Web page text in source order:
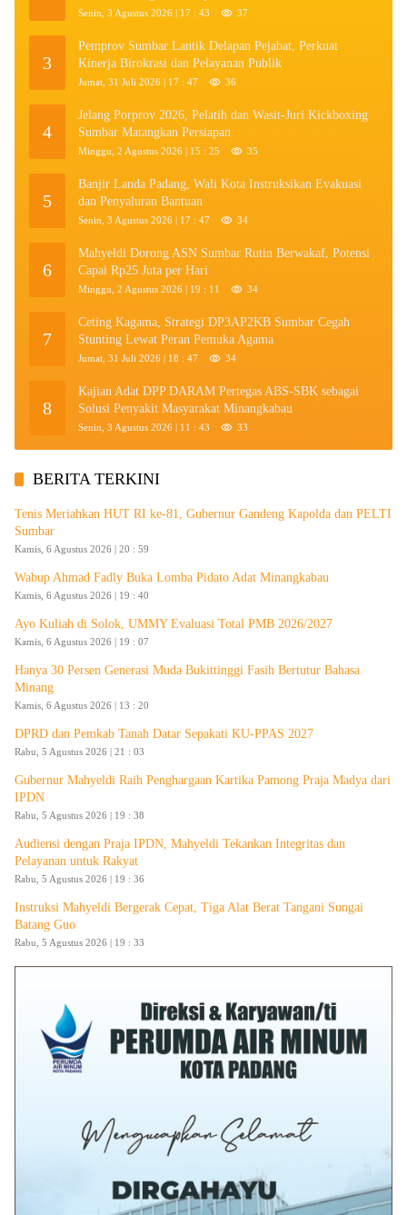
Senin, 3 Agustus 2026 | 17 : 43 37
3
Pemprov Sumbar Lantik Delapan Pejabat, Perkuat
Kinerja Birokrasi dan Pelayanan Publik
Jumat, 31 Juli 2026 | 17 : 47 36
4
Jelang Porprov 2026, Pelatih dan Wasit-Juri Kickboxing
Sumbar Matangkan Persiapan
Minggu, 2 Agustus 2026 | 15 : 25 35
5
Banjir Landa Padang, Wali Kota Instruksikan Evakuasi
dan Penyaluran Bantuan
Senin, 3 Agustus 2026 | 17 : 47 34
6
Mahyeldi Dorong ASN Sumbar Rutin Berwakaf, Potensi
Capai Rp25 Juta per Hari
Minggu, 2 Agustus 2026 | 19 : 11 34
7
Ceting Kagama, Strategi DP3AP2KB Sumbar Cegah
Stunting Lewat Peran Pemuka Agama
Jumat, 31 Juli 2026 | 18 : 47 34
8
Kajian Adat DPP DARAM Pertegas ABS-SBK sebagai
Solusi Penyakit Masyarakat Minangkabau
Senin, 3 Agustus 2026 | 11 : 43 33
BERITA TERKINI
Tenis Meriahkan HUT RI ke-81, Gubernur Gandeng Kapolda dan PELTI
Sumbar
Kamis, 6 Agustus 2026 | 20 : 59
Wabup Ahmad Fadly Buka Lomba Pidato Adat Minangkabau
Kamis, 6 Agustus 2026 | 19 : 40
Ayo Kuliah di Solok, UMMY Evaluasi Total PMB 2026/2027
Kamis, 6 Agustus 2026 | 19 : 07
Hanya 30 Persen Generasi Muda Bukittinggi Fasih Bertutur Bahasa
Minang
Kamis, 6 Agustus 2026 | 13 : 20
DPRD dan Pemkab Tanah Datar Sepakati KU-PPAS 2027
Rabu, 5 Agustus 2026 | 21 : 03
Gubernur Mahyeldi Raih Penghargaan Kartika Pamong Praja Madya dari
IPDN
Rabu, 5 Agustus 2026 | 19 : 38
Audiensi dengan Praja IPDN, Mahyeldi Tekankan Integritas dan
Pelayanan untuk Rakyat
Rabu, 5 Agustus 2026 | 19 : 36
Instruksi Mahyeldi Bergerak Cepat, Tiga Alat Berat Tangani Sungai
Batang Guo
Rabu, 5 Agustus 2026 | 19 : 33